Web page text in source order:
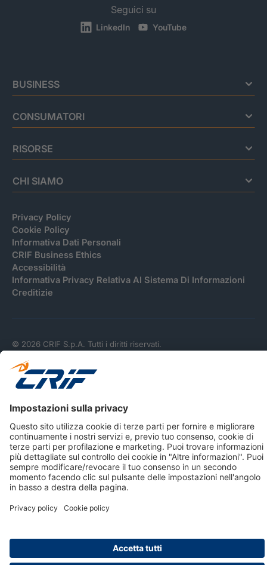
Seguici su
LinkedIn YouTube
BUSINESS
CONSUMATORI
RISORSE
CHI SIAMO
Privacy Policy
Cookie Policy
Informativa Dati Personali
CRIF Business Ethics
Accessibilità
Informativa Privacy Relativa Al Sistema Di Informazioni
Creditizie
© 2026 CRIF S.p.A. Tutti i diritti riservati.
Via della Beverara, 21 / 40131 Bologna / Italy Cap. Soc.
sottoscritto € 51.941.235,00 di cui versato € 51.806.190,00 |
R.E.A. n° 410952 | Reg. Impr. Bo, C.F. e P.IVA 02083271201
CRIBIS Holding S.r.l., Società con unico socio
Società con Sistema di Gestione Certificato da DNV ISO 9001,
ISO 45001, ISO/IEC 27001, ISO14001